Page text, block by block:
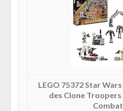
LEGO 75372 Star
des Clone